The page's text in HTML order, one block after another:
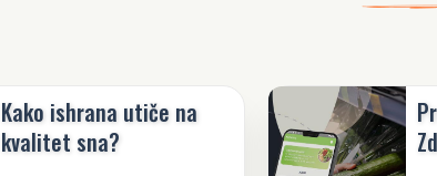
Kako ishrana utiče na
kvalitet sna?